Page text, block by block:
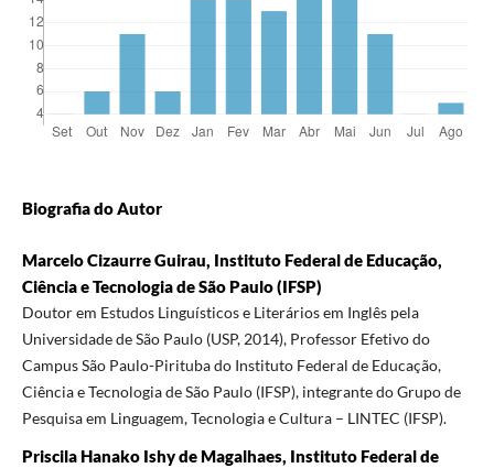
Biografia do Autor
Marcelo Cizaurre Guirau, Instituto Federal de Educação,
Ciência e Tecnologia de São Paulo (IFSP)
Doutor em Estudos Linguísticos e Literários em Inglês pela
Universidade de São Paulo (USP, 2014), Professor Efetivo do
Campus São Paulo-Pirituba do Instituto Federal de Educação,
Ciência e Tecnologia de São Paulo (IFSP), integrante do Grupo de
Pesquisa em Linguagem, Tecnologia e Cultura – LINTEC (IFSP).
Priscila Hanako Ishy de Magalhaes, Instituto Federal de